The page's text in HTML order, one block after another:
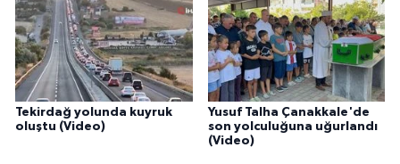
Tekirdağ yolunda kuyruk
oluştu (Video)
Yusuf Talha Çanakkale'de
son yolculuğuna uğurlandı
(Video)